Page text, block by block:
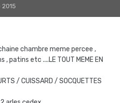
2015
chambre meme percee ,
patins etc ....LE TOUT MEME EN
/ CUISSARD / SOCQUETTES